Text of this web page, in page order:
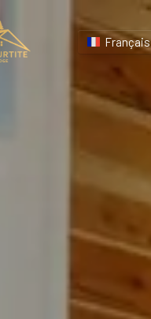
Français